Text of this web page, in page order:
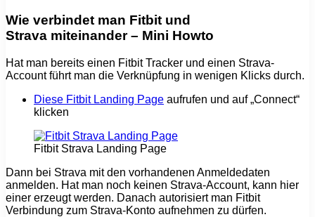
Wie verbindet man Fitbit und
Strava miteinander – Mini Howto
Hat man bereits einen Fitbit Tracker und einen Strava-
Account führt man die Verknüpfung in wenigen Klicks durch.
Diese Fitbit Landing Page aufrufen und auf „Connect“
klicken
Fitbit Strava Landing Page
Dann bei Strava mit den vorhandenen Anmeldedaten
anmelden. Hat man noch keinen Strava-Account, kann hier
einer erzeugt werden. Danach autorisiert man Fitbit
Verbindung zum Strava-Konto aufnehmen zu dürfen.